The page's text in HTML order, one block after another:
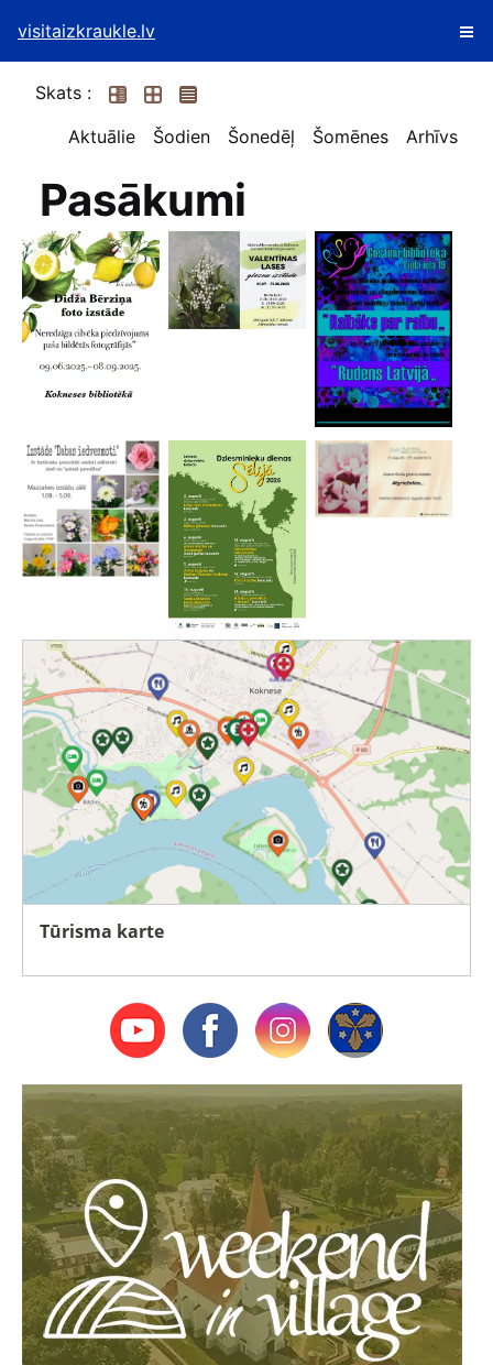
visitaizkraukle.lv
Skats :
Aktuālie
Šodien Šonedēļ Šomēnes Arhīvs
Pasākumi
Tūrisma karte